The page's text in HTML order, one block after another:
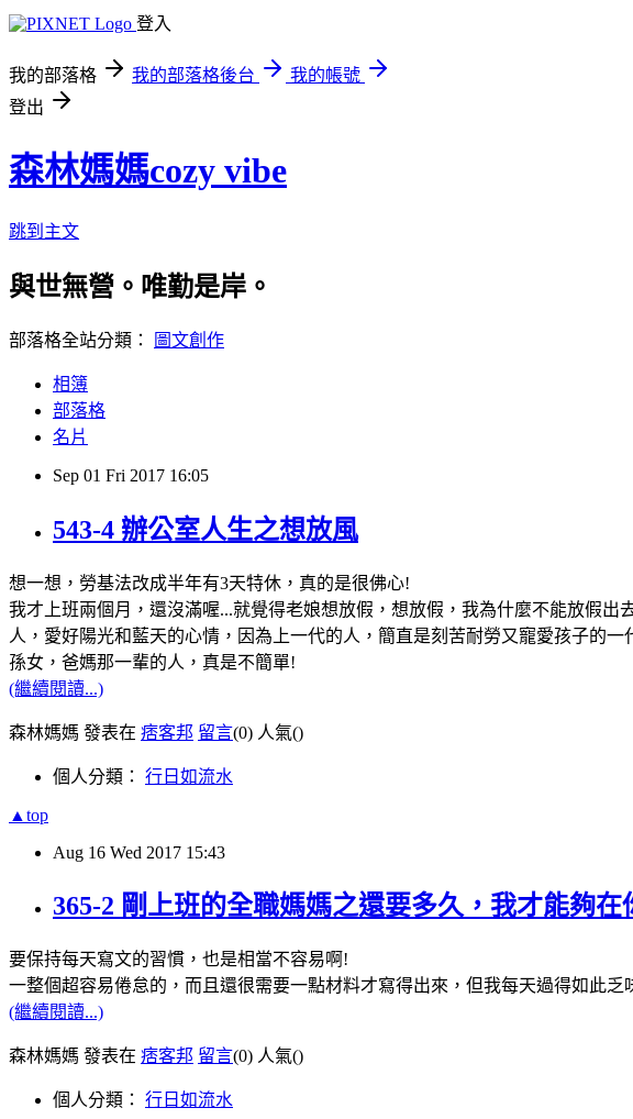
登入
我的部落格 我的部落格後台
我的帳號
登出
森林媽媽cozy vibe
跳到主文
與世無營。唯勤是岸。
部落格全站分類： 圖文創作
相簿
部落格
名片
Sep 01 Fri 2017 16:05
543-4 辦公室人生之想放風
想一想，勞基法改成半年有3天特休，真的是很佛心!
我才上班兩個月，還沒滿喔...就覺得老娘想放假，想放假，我為什麼不能放假
人，愛好陽光和藍天的心情，因為上一代的人，簡直是刻苦耐勞又寵愛孩子的
孫女，爸媽那一輩的人，真是不簡單!
(繼續閱讀...)
森林媽媽 發表在 痞客邦 留言(0) 人氣()
個人分類： 行日如流水
▲top
Aug 16 Wed 2017 15:43
365-2 剛上班的全職媽媽之還要多久，我才能夠在
要保持每天寫文的習慣，也是相當不容易啊!
一整個超容易倦怠的，而且還很需要一點材料才寫得出來，但我每天過得如此乏
(繼續閱讀...)
森林媽媽 發表在 痞客邦 留言(0) 人氣()
個人分類： 行日如流水